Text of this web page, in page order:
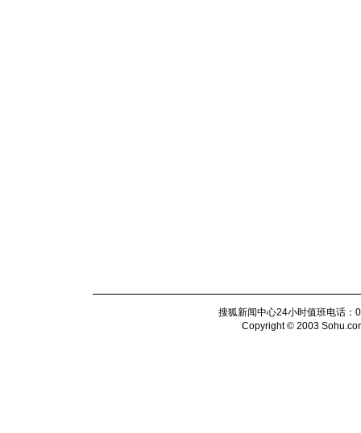
搜狐新闻中心24小时值班电话
Copyright © 2003